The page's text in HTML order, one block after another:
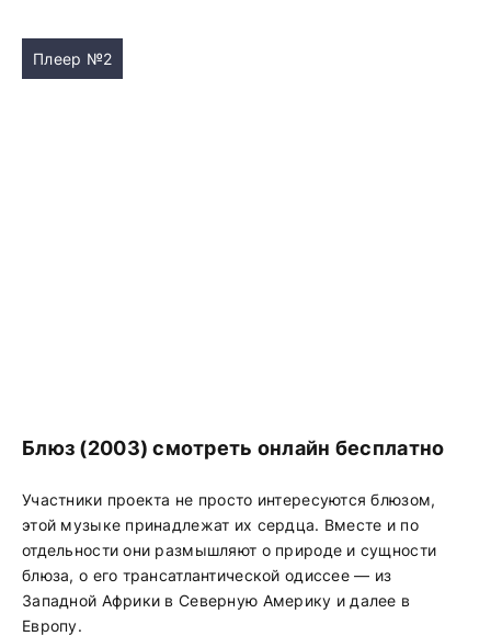
Плеер №2
Блюз (2003) смотреть онлайн бесплатно
Участники проекта не просто интересуются блюзом,
этой музыке принадлежат их сердца. Вместе и по
отдельности они размышляют о природе и сущности
блюза, о его трансатлантической одиссее — из
Западной Африки в Северную Америку и далее в
Европу.